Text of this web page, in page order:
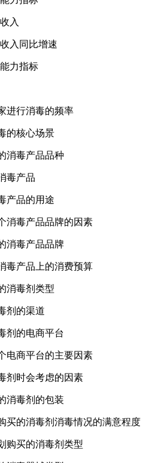
入
入同比增速
力指标
进行消毒的频率
的核心场景
消毒产品品种
毒产品
产品的用途
消毒产品品牌的因素
消毒产品品牌
毒产品上的消费预算
消毒剂类型
剂的渠道
剂的电商平台
电商平台的主要因素
剂时会考虑的因素
消毒剂的包装
买的消毒剂消毒情况的满意程度
购买的消毒剂类型